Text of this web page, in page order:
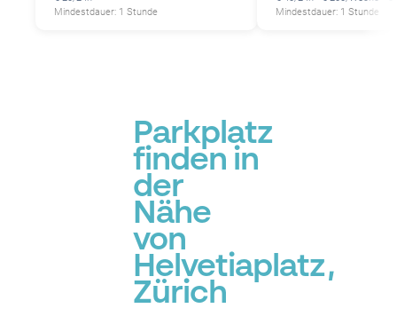
Mindestdauer: 1 Stunde
Mindestdauer: 1 Stunde
Parkplatz
finden in
der
Nähe
von
Helvetiaplatz,
Zürich